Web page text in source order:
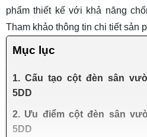
phẩm thiết kế với khả năng
Tham khảo thông tin chi tiết sản
Mục lục
1. Cấu tạo cột đèn sân
5DD
2. Ưu điểm cột đèn sân
5DD